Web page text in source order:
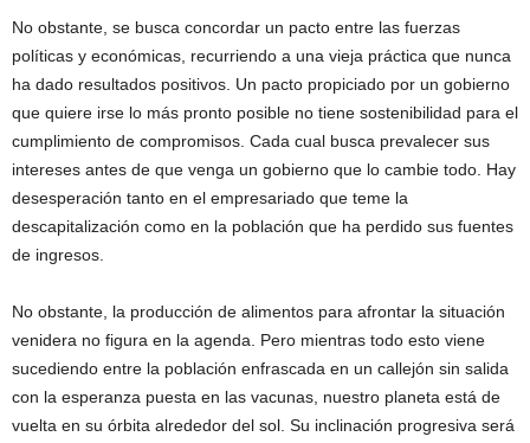
No obstante, se busca concordar un pacto entre las fuerzas
políticas y económicas, recurriendo a una vieja práctica que nunca
ha dado resultados positivos. Un pacto propiciado por un gobierno
que quiere irse lo más pronto posible no tiene sostenibilidad para el
cumplimiento de compromisos. Cada cual busca prevalecer sus
intereses antes de que venga un gobierno que lo cambie todo. Hay
desesperación tanto en el empresariado que teme la
descapitalización como en la población que ha perdido sus fuentes
de ingresos.
No obstante, la producción de alimentos para afrontar la situación
venidera no figura en la agenda. Pero mientras todo esto viene
sucediendo entre la población enfrascada en un callejón sin salida
con la esperanza puesta en las vacunas, nuestro planeta está de
vuelta en su órbita alrededor del sol. Su inclinación progresiva será